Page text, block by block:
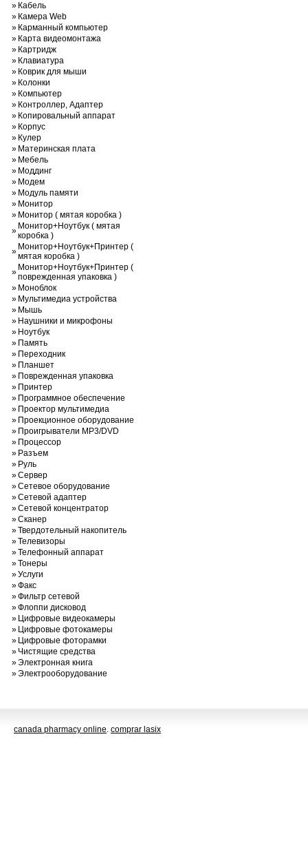
» Кабель
» Камера Web
» Карманный компьютер
» Карта видеомонтажа
» Картридж
» Клавиатура
» Коврик для мыши
» Колонки
» Компьютер
» Контроллер, Адаптер
» Копировальный аппарат
» Корпус
» Кулер
» Материнская плата
» Мебель
» Моддинг
» Модем
» Модуль памяти
» Монитор
» Монитор ( мятая коробка )
» Монитор+Ноутбук ( мятая
коробка )
» Монитор+Ноутбук+Принтер (
мятая коробка )
» Монитор+Ноутбук+Принтер (
поврежденная упаковка )
» Моноблок
» Мультимедиа устройства
» Мышь
» Наушники и микрофоны
» Ноутбук
» Память
» Переходник
» Планшет
» Поврежденная упаковка
» Принтер
» Программное обеспечение
» Проектор мультимедиа
» Проекционное оборудование
» Проигрыватели MP3/DVD
» Процессор
» Разъем
» Руль
»Сервер
»Сетевое оборудование
»Сетевой адаптер
»Сетевой концентратор
»Сканер
»Твердотельный накопитель
»Телевизоры
»Телефонный аппарат
»Тонеры
»Услуги
»Факс
»Фильтр сетевой
»Флоппи дисковод
» Цифровые видеокамеры
» Цифровые фотокамеры
» Цифровые фоторамки
» Чистящие средства
»Электронная книга
»Электрооборудование
canada pharmacy online. comprar lasix